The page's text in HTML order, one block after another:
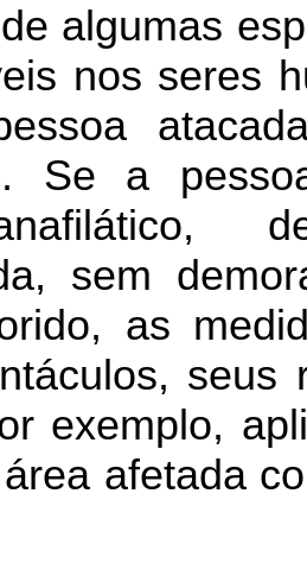
algumas
nos seres
Se a
sem
as
seus
exemplo,
afetada